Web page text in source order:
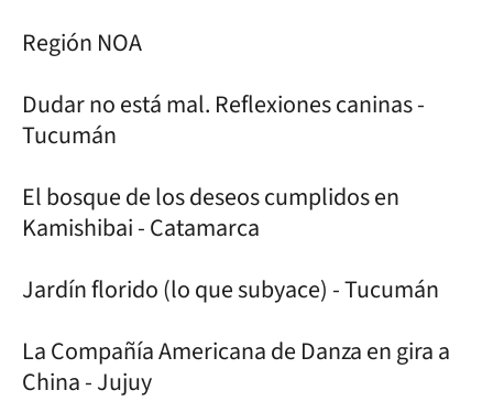
Región NOA
Dudar no está mal. Reflexiones caninas -
Tucumán
El bosque de los deseos cumplidos en
Kamishibai - Catamarca
Jardín florido (lo que subyace) - Tucumán
La Compañía Americana de Danza en gira a
China - Jujuy